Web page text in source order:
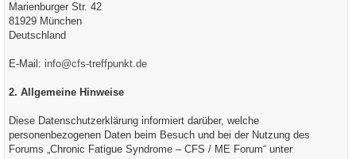
Marienburger Str. 42
81929 München
Deutschland
E-Mail: info@cfs-treffpunkt.de
2. Allgemeine Hinweise
Diese Datenschutzerklärung informiert darüber, welche
personenbezogenen Daten beim Besuch und bei der Nutzung des
Forums „Chronic Fatigue Syndrome – CFS / ME Forum“ unter